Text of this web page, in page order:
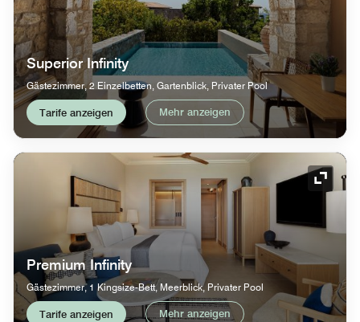
Superior Infinity
Gästezimmer, 2 Einzelbetten, Gartenblick, Privater Pool
Tarife anzeigen Mehr anzeigen
Premium Infinity
Gästezimmer, 1 Kingsize-Bett, Meerblick, Privater Pool
Tarife anzeigen Mehr anzeigen